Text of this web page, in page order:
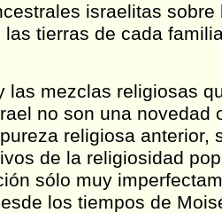
israelitas sobre
las tierras de cada
las mezclas religiosas
no son una novedad
religiosa anterior,
de la religiosidad
sólo muy
los tiempos de